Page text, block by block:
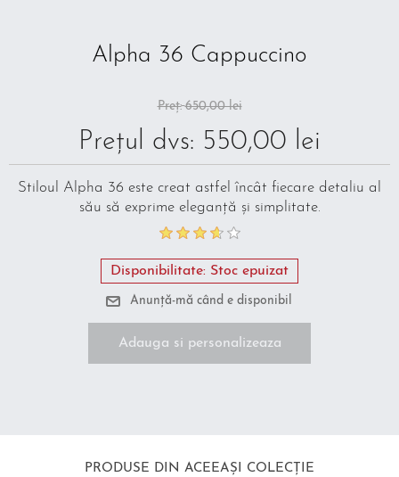
Alpha 36 Cappuccino
Preț: 650,00 lei
Prețul dvs: 550,00 lei
Stiloul Alpha 36 este creat astfel încât fiecare detaliu al
său să exprime eleganță și simplitate.
Disponibilitate: Stoc epuizat
Adauga si personalizeaza
PRODUSE DIN ACEEAȘI COLECȚIE